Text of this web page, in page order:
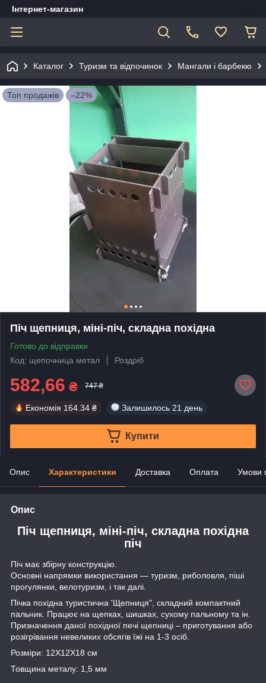
Інтернет-магазин
Каталог Туризм та відпочинок Мангали і барбекю
Топ продажів –22%
Піч щепниця, міні-піч, складна похідна
Готово до відправки
Код: щепочница метал
Роздріб
582,66 ₴ 747 ₴
Економія 164.34 ₴ Залишилось 21 день
Купити
Опис Характеристики Доставка Оплата Умови
Опис
Піч щепниця, міні-піч, складна похідна
піч
Піч має збірну конструкцію.
Основні напрямки використання — туризм, риболовля, піші
прогулянки, велотуризм, і так далі.
Пічка похідна туристична 'Щепниця", складний компактний
пальник. Працює на щепках, шишках, сухому пальному та ін.
Призначення даної похідної печі щепниці – приготування або
розігрівання невеликих обсягів їжі на 1-3 осіб.
Розміри: 12Х12Х18 см
Товщина металу: 1,5 мм